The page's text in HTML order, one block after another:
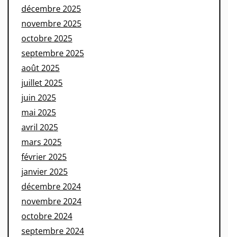
décembre 2025
novembre 2025
octobre 2025
septembre 2025
août 2025
juillet 2025
juin 2025
mai 2025
avril 2025
mars 2025
février 2025
janvier 2025
décembre 2024
novembre 2024
octobre 2024
septembre 2024